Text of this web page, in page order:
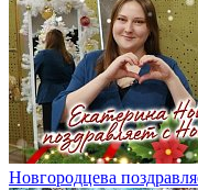
Новгородцева